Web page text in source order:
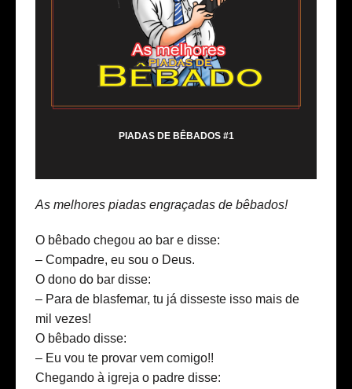
PIADAS DE BÊBADOS #1
As melhores piadas engraçadas de bêbados!
O bêbado chegou ao bar e disse:
– Compadre, eu sou o Deus.
O dono do bar disse:
– Para de blasfemar, tu já disseste isso mais de
mil vezes!
O bêbado disse:
– Eu vou te provar vem comigo!!
Chegando à igreja o padre disse: